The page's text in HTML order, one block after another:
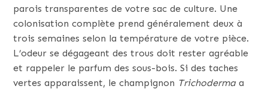
parois transparentes de votre sac de culture. Une
colonisation complète prend généralement deux à
trois semaines selon la température de votre pièce.
L’odeur se dégageant des trous doit rester agréable
et rappeler le parfum des sous-bois. Si des taches
vertes apparaissent, le champignon Trichodermaa